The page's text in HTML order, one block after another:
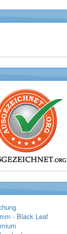
- Black Leaf